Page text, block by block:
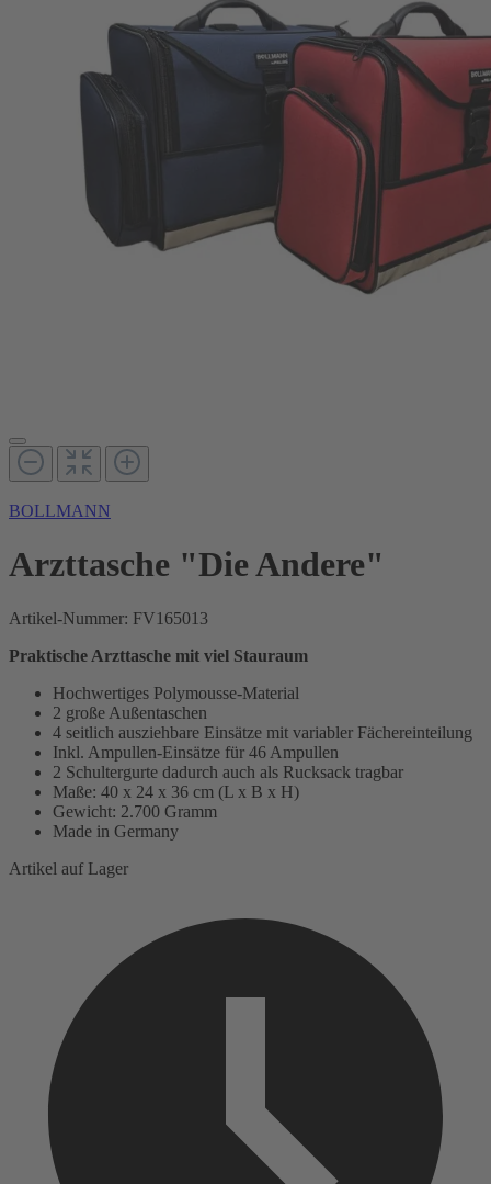
BOLLMANN
Arzttasche "Die Andere"
Artikel-Nummer: FV165013
Praktische Arzttasche mit viel Stauraum
Hochwertiges Polymousse-Material
2 große Außentaschen
4 seitlich ausziehbare Einsätze mit variabler Fächereinteilung
Inkl. Ampullen-Einsätze für 46 Ampullen
2 Schultergurte dadurch auch als Rucksack tragbar
Maße: 40 x 24 x 36 cm (L x B x H)
Gewicht: 2.700 Gramm
Made in Germany
Artikel auf Lager